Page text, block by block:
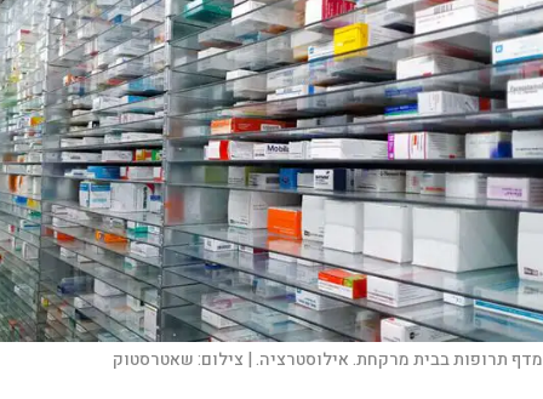
מדף תרופות בבית מרקחת. אילוסטרציה. | צילום:שאטרסטוק